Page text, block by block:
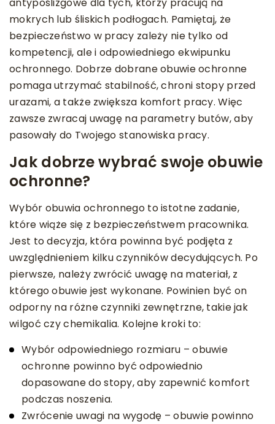
mokrych lub śliskich podłogach. Pamiętaj, że
bezpieczeństwo w pracy zależy nie tylko od
kompetencji, ale i odpowiedniego ekwipunku
ochronnego. Dobrze dobrane obuwie ochronne
pomaga utrzymać stabilność, chroni stopy przed
urazami, a także zwiększa komfort pracy. Więc
zawsze zwracaj uwagę na parametry butów, aby
pasowały do Twojego stanowiska pracy.
Jak dobrze wybrać swoje obuwie
ochronne?
Wybór obuwia ochronnego to istotne zadanie,
które wiąże się z bezpieczeństwem pracownika.
Jest to decyzja, która powinna być podjęta z
uwzględnieniem kilku czynników decydujących. Po
pierwsze, należy zwrócić uwagę na materiał, z
którego obuwie jest wykonane. Powinien być on
odporny na różne czynniki zewnętrzne, takie jak
wilgoć czy chemikalia. Kolejne kroki to:
Wybór odpowiedniego rozmiaru – obuwie
ochronne powinno być odpowiednio
dopasowane do stopy, aby zapewnić komfort
podczas noszenia.
Zwrócenie uwagi na wygodę – obuwie powinno